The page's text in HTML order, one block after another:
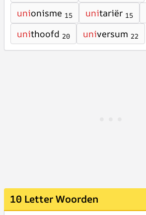
unionisme 15 unitariër 15
unithoofd 20 universum 22
10 Letter Woorden